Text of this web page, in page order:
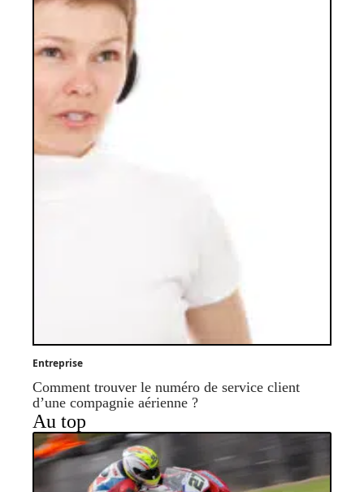
Entreprise
Comment trouver le numéro de service client
d’une compagnie aérienne ?
Au top